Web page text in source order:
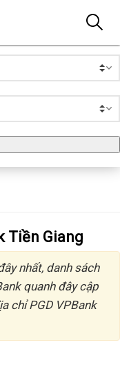
Tiền Giang
nhất, danh sách
quanh đây cập
chỉ PGD VPBank